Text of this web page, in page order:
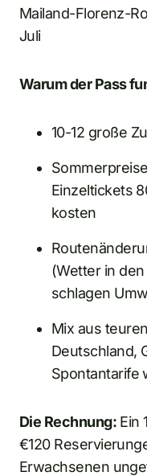
Mailand-Florenz-
Juli
Warum der Pass
10-12 große
Einzeltickets
kosten
(Wetter in
schlagen
Mix aus
Deutschland,
Spontantarife
Die Rechnung:Ein
€120
Erwachsenen